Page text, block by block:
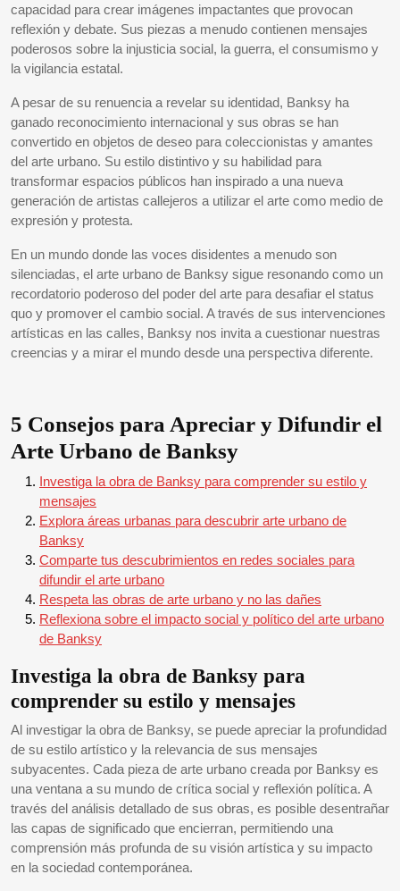
capacidad para crear imágenes impactantes que provocan
reflexión y debate. Sus piezas a menudo contienen mensajes
poderosos sobre la injusticia social, la guerra, el consumismo y
la vigilancia estatal.
A pesar de su renuencia a revelar su identidad, Banksy ha
ganado reconocimiento internacional y sus obras se han
convertido en objetos de deseo para coleccionistas y amantes
del arte urbano. Su estilo distintivo y su habilidad para
transformar espacios públicos han inspirado a una nueva
generación de artistas callejeros a utilizar el arte como medio de
expresión y protesta.
En un mundo donde las voces disidentes a menudo son
silenciadas, el arte urbano de Banksy sigue resonando como un
recordatorio poderoso del poder del arte para desafiar el status
quo y promover el cambio social. A través de sus intervenciones
artísticas en las calles, Banksy nos invita a cuestionar nuestras
creencias y a mirar el mundo desde una perspectiva diferente.
5 Consejos para Apreciar y Difundir el
Arte Urbano de Banksy
Investiga la obra de Banksy para comprender su estilo y
mensajes
Explora áreas urbanas para descubrir arte urbano de
Banksy
Comparte tus descubrimientos en redes sociales para
difundir el arte urbano
Respeta las obras de arte urbano y no las dañes
Reflexiona sobre el impacto social y político del arte urbano
de Banksy
Investiga la obra de Banksy para
comprender su estilo y mensajes
Al investigar la obra de Banksy, se puede apreciar la profundidad
de su estilo artístico y la relevancia de sus mensajes
subyacentes. Cada pieza de arte urbano creada por Banksy es
una ventana a su mundo de crítica social y reflexión política. A
través del análisis detallado de sus obras, es posible desentrañar
las capas de significado que encierran, permitiendo una
comprensión más profunda de su visión artística y su impacto
en la sociedad contemporánea.